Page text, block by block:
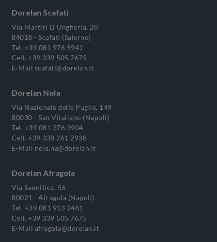
Dorelan Scafati
Via Martiri D'Ungheria, 20
84018 - Scafati (Salerno)
Tel. +39 081 976 5941
Cell. +39 339 505 7675
E-Mail scafati@dorelan.it
Dorelan Nola
Via Nazionale delle Puglie, 149
80030 - San Vitaliano (Napoli)
Tel. +39 081 376 3904
Cell. +39 338 261 2938
E-Mail nola.na@dorelan.it
Dorelan Afragola
Via Sannitica, 56
80021 - Afragola (Napoli)
Tel. +39 081 913 2481
Cell. +39 339 505 7675
E-Mail afragola@dorelan.it